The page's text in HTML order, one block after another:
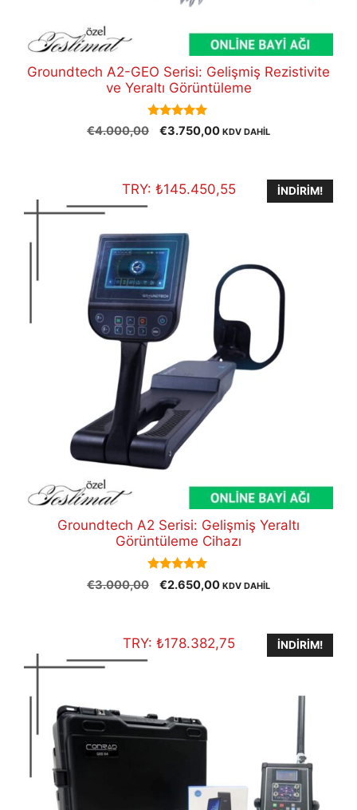
Groundtech A2-GEO Serisi: Gelişmiş Rezistivite
ve Yeraltı Görüntüleme
5.00
out of 5
€4.000,00
Orijinal
€3.750,00Şu
€3.750,00.
KDV DAHİL
TRY: ₺145.450,55 İNDIRIM!
Groundtech A2 Serisi: Gelişmiş Yeraltı
Görüntüleme Cihazı
5.00
out of 5
€3.000,00
Orijinal
€2.650,00Şu
€2.650,00.
KDV DAHİL
TRY: ₺178.382,75 İNDIRIM!